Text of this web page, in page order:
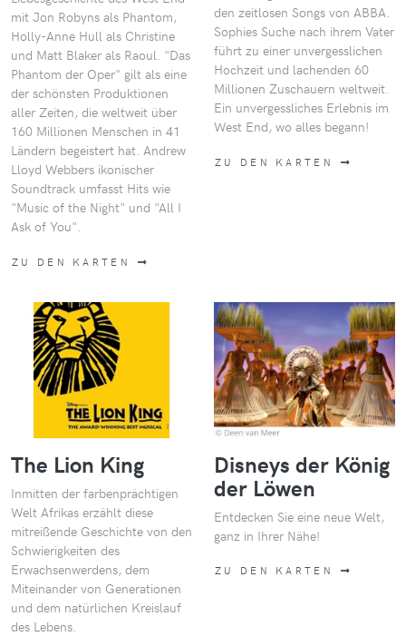
mit Jon Robyns als Phantom,
Holly-Anne Hull als Christine
und Matt Blaker als Raoul. "Das
Phantom der Oper" gilt als eine
der schönsten Produktionen
aller Zeiten, die weltweit über
160 Millionen Menschen in 41
Ländern begeistert hat. Andrew
Lloyd Webbers ikonischer
Soundtrack umfasst Hits wie
"Music of the Night" und "All I
Ask of You".
ZU DEN KARTEN
den zeitlosen Songs von ABBA.
Sophies Suche nach ihrem Vater
führt zu einer unvergesslichen
Hochzeit und lachenden 60
Millionen Zuschauern weltweit.
Ein unvergessliches Erlebnis im
West End, wo alles begann!
ZU DEN KARTEN
The Lion King
Inmitten der farbenprächtigen
Welt Afrikas erzählt diese
mitreißende Geschichte von den
Schwierigkeiten des
Erwachsenwerdens, dem
Miteinander von Generationen
und dem natürlichen Kreislauf
des Lebens.
Disneys der König
der Löwen
Entdecken Sie eine neue Welt,
ganz in Ihrer Nähe!
ZU DEN KARTEN